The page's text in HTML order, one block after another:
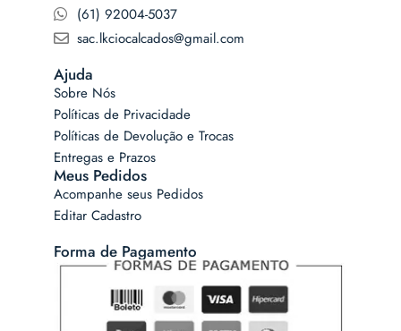
(61) 92004-5037
sac.lkciocalcados@gmail.com
Ajuda
Sobre Nós
Políticas de Privacidade
Políticas de Devolução e Trocas
Entregas e Prazos
Meus Pedidos
Acompanhe seus Pedidos
Editar Cadastro
Forma de Pagamento